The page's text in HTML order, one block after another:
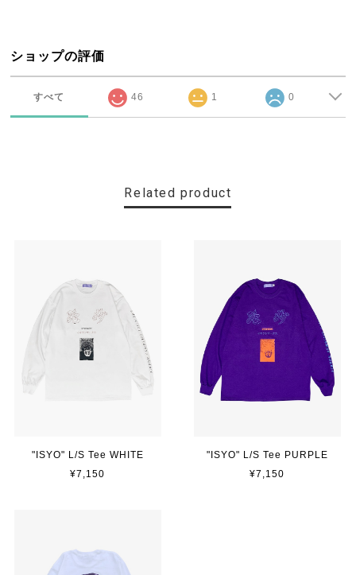
ショップの評価
すべて 46 1 0
Related product
"ISYO" L/S Tee WHITE
¥7,150
"ISYO" L/S Tee PURPLE
¥7,150